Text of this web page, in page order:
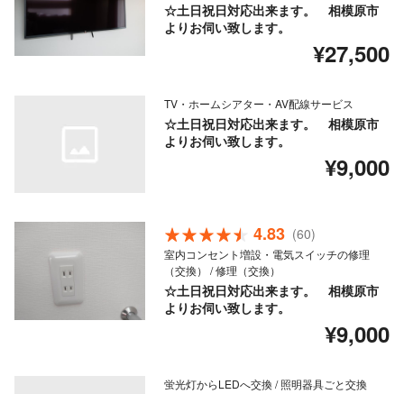
☆土日祝日対応出来ます。 相模原市
よりお伺い致します。
¥27,500
TV・ホームシアター・AV配線サービス
☆土日祝日対応出来ます。 相模原市
よりお伺い致します。
¥9,000
4.83 (60)
室内コンセント増設・電気スイッチの修理
（交換） / 修理（交換）
☆土日祝日対応出来ます。 相模原市
よりお伺い致します。
¥9,000
蛍光灯からLEDへ交換 / 照明器具ごと交換